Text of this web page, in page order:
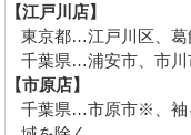
【江戸川店】
東京都…江戸川区、葛
千葉県…浦安市、市川
【市原店】
千葉県…市原市※、